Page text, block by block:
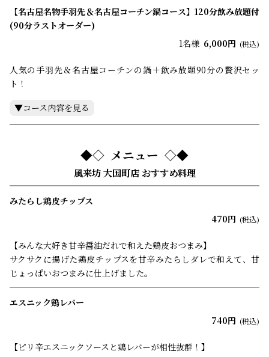
・鶏のレバ刺し風
・おまかせサラダ
・魚介お造り盛り合わせ
・みそ串カツ
・ピザ（マルゲリータ）
・〆の一品
【名古屋名物手羽先＆名古屋コーチン鍋コース】120分飲み放題付
(90分ラストオーダー)
1名様 6,000円 (税込)
人気の手羽先＆名古屋コーチンの鍋＋飲み放題90分の贅沢セッ
ト！
コース内容（7品）
・名古屋コーチンもも塩焼き
・名古屋コーチン鍋
・〆のうどん又は雑炊
・デザート
メニュー
風来坊 大国町店 おすすめ料理
みたらし鶏皮チップス
470円 (税込)
【みんな大好き甘辛醤油だれで和えた鶏皮おつまみ】
サクサクに揚げた鶏皮チップスを甘辛みたらしダレで和えて、甘
じょっぱいおつまみに仕上げました。
エスニック鶏レバー
740円 (税込)
【ピリ辛エスニックソースと鶏レバーが相性抜群！】